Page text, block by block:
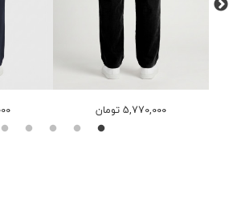
5,770,000 تومان